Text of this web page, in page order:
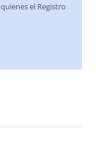
el Registro